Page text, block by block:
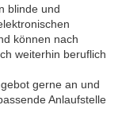
blinde und
können nach
weiterhin beruflich
gerne an und
Anlaufstelle